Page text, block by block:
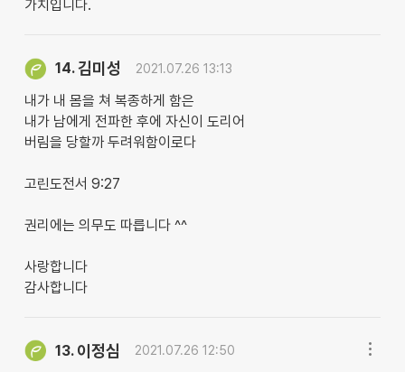
가치입니다.
14.김미성 2021.07.26 13:13
내가 내 몸을 쳐 복종하게 함은
내가 남에게 전파한 후에 자신이 도리어
버림을 당할까 두려워함이로다
고린도전서 9:27
권리에는 의무도 따릅니다 ^^
사랑합니다
감사합니다
13. 이정심 2021.07.26 12:50